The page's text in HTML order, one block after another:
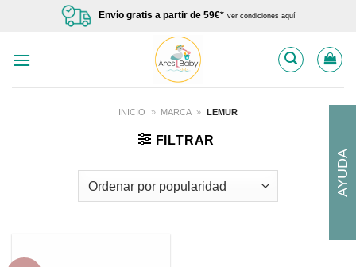
Envío gratis a partir de 59€* ver condiciones aquí
INICIO » MARCA » LEMUR
FILTRAR
AYUDA